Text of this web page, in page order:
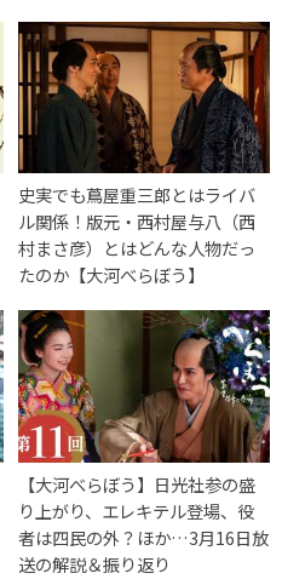
史実でも蔦屋重三郎とはライバ
ル関係！版元・西村屋与八（西
村まさ彦）とはどんな人物だっ
たのか【大河べらぼう】
【大河べらぼう】日光社参の盛
り上がり、エレキテル登場、役
者は四民の外？ほか…3月16日放
送の解説＆振り返り